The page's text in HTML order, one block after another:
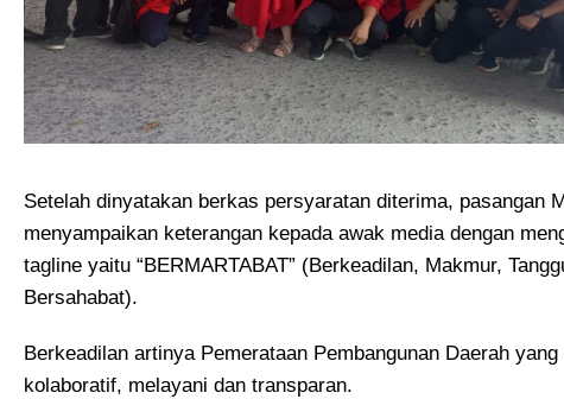
Setelah dinyatakan berkas persyaratan diterima, pasangan
menyampaikan keterangan kepada awak media dengan
tagline yaitu “BERMARTABAT” (Berkeadilan, Makmur,
Bersahabat).
Berkeadilan artinya Pemerataan Pembangunan Daerah yang
kolaboratif, melayani dan transparan.